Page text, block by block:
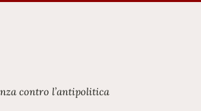
contro l’antipolitica